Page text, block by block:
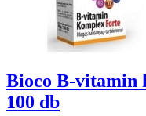
Bioco B-vitamin
100 db